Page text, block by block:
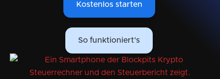
Kostenlos starten
So funktioniert's